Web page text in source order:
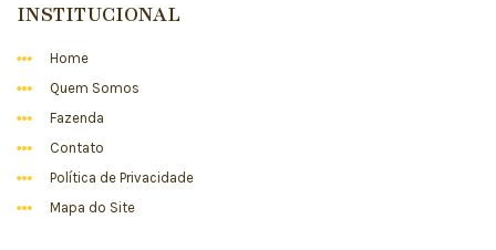
INSTITUCIONAL
Home
Quem Somos
Fazenda
Contato
Política de Privacidade
Mapa do Site